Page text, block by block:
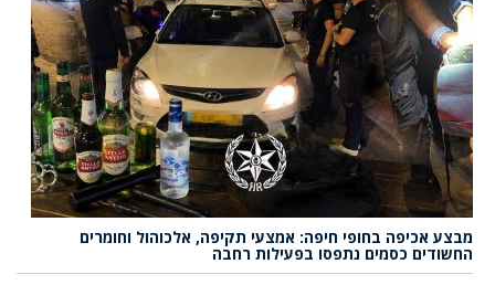
מבצע אכיפה בחופי חיפה: אמצעי תקיפה, אלכוהול וחומרים
החשודים כסמים נתפסו בפעילות רחבה